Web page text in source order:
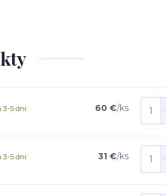
60 €/ks
3-5 dní
31 €/ks
3-5 dní